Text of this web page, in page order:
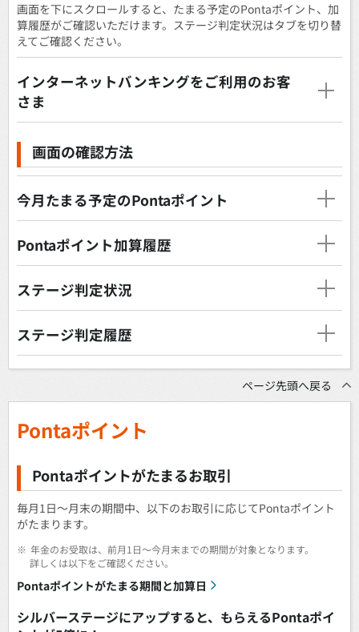
画面を下にスクロールすると、たまる予定のPontaポイント、加
算履歴がご確認いただけます。ステージ判定状況はタブを切り替
えてご確認ください。
インターネットバンキングをご利用のお客
さま
画面の確認方法
今月たまる予定のPontaポイント
Pontaポイント加算履歴
ステージ判定状況
ステージ判定履歴
ページ先頭へ戻る
Pontaポイント
Pontaポイントがたまるお取引
毎月1日～月末の期間中、以下のお取引に応じてPontaポイント
がたまります。
※ 年金のお受取は、前月1日～今月末までの期間が対象となります。
詳しくは以下をご確認ください。
Pontaポイントがたまる期間と加算日
シルバーステージにアップすると、もらえるPontaポイ